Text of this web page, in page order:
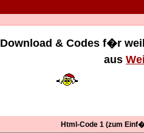
Download & Codes f�r
aus
Html-Code 1 (zum